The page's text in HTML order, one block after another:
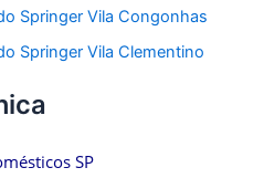
Springer Vila Congonhas
Springer Vila Clementino
SP